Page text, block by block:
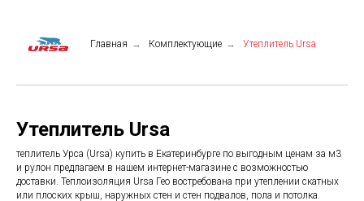
Главная → Комплектующие → Утеплитель Ursa
Утеплитель Ursa
теплитель Урса (Ursa) купить в Екатеринбурге по выгодным ценам за м3
и рулон предлагаем в нашем интернет-магазине с возможностью
доставки. Теплоизоляция Ursa Гео востребована при утеплении скатных
или плоских крыш, наружных стен и стен подвалов, пола и потолка.